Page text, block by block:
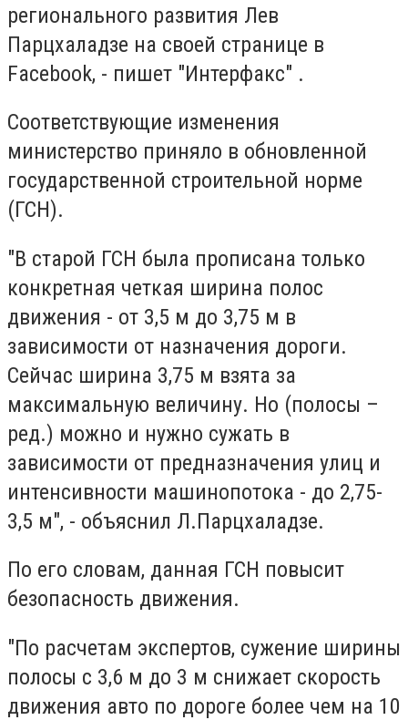
регионального развития Лев
Парцхаладзе на своей странице в
Facebook, - пишет "Интерфакс" .
Соответствующие изменения
министерство приняло в обновленной
государственной строительной норме
(ГСН).
"В старой ГСН была прописана только
конкретная четкая ширина полос
движения - от 3,5 м до 3,75 м в
зависимости от назначения дороги.
Сейчас ширина 3,75 м взята за
максимальную величину. Но (полосы –
ред.) можно и нужно сужать в
зависимости от предназначения улиц и
интенсивности машинопотока - до 2,75-
3,5 м", - объяснил Л.Парцхаладзе.
По его словам, данная ГСН повысит
безопасность движения.
"По расчетам экспертов, сужение ширины
полосы с 3,6 м до 3 м снижает скорость
движения авто по дороге более чем на 10